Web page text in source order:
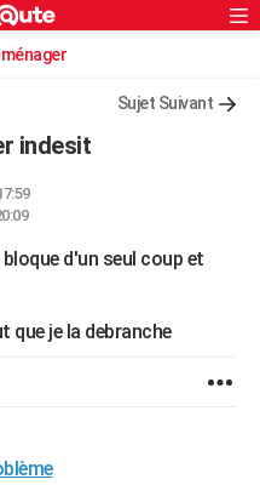
Sujet Suivant
indesit
d'un seul coup et
que je la debranche